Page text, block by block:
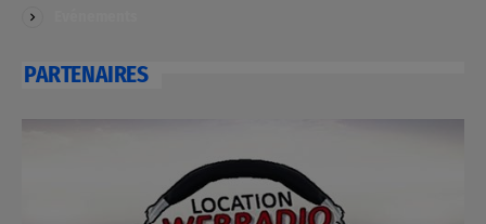
PARTENAIRES